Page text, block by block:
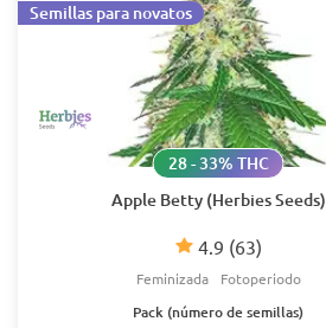
Apple Betty (Herbies Seeds)
4.9 (63)
28 - 33% THC
Feminizada Fotoperiodo
Semillas para novatos
Pack (número de semillas)